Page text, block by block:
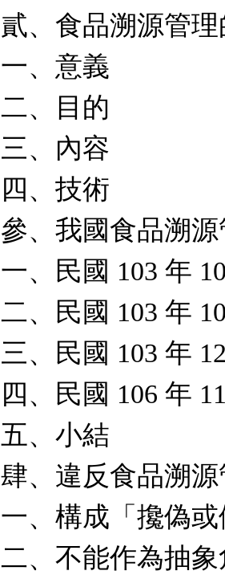
貳、食品溯源管
一、意義
二、目的
三、內容
四、技術
參、我國食品溯
一、民國 103 年
二、民國 103 年
三、民國 103 年
四、民國 106 年
五、小結
肆、違反食品溯
一、構成「攙偽
二、不能作為抽